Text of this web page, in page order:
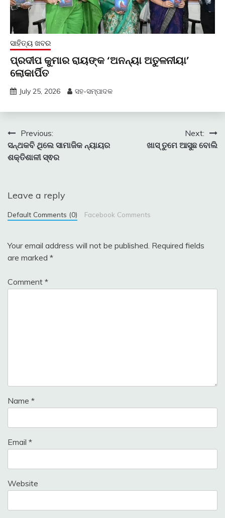
ସାହିତ୍ୟ ଖବର
ପ୍ରଦୀପ କୁମାର ରାୟଙ୍କ ‘ଅନନ୍ୟା ଅତୁଳନୀୟା’
ଲୋକାର୍ପିତ
July 25, 2026 ସହ-ସମ୍ପାଦକ
Post
navigation
Previous:
ସନ୍ଥକବି ଥିଲେ ସାମାଜିକ ନ୍ୟାୟର
ଶକ୍ତିଶାଳୀ ସ୍ଵର
Next:
ଖାସ୍ ତୁମେ ଆସୁଛ ବୋଲି
Leave a reply
Default Comments (0) Facebook Comments
Your email address will not be published. Required fields
are marked *
Comment *
Name *
Email *
Website